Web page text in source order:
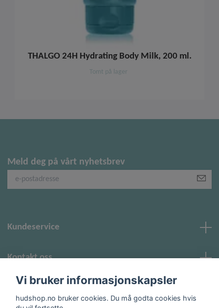
THALGO 24H Hydrating Body Milk, 200 ml.
Tomt på lager
Meld deg på vårt nyhetsbrev
Kundeservice
Kontakt oss
Vi bruker informasjonskapsler
hudshop.no bruker cookies. Du må godta cookies hvis